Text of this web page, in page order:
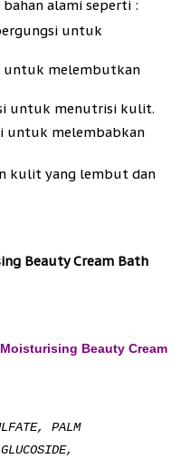
alami seperti :
untuk
untuk melembutkan
untuk menutrisi kulit.
untuk melembabkan
kulit yang lembut dan
Beauty Cream Bath
Beauty Cream
PALM